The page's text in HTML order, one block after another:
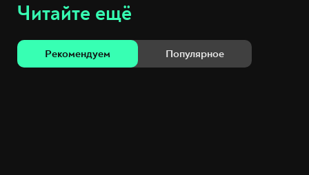
Читайте ещё
Рекомендуем Популярное